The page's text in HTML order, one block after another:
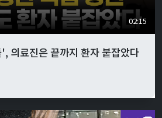
02:15
의료진은 끝까지 환자 붙잡았다